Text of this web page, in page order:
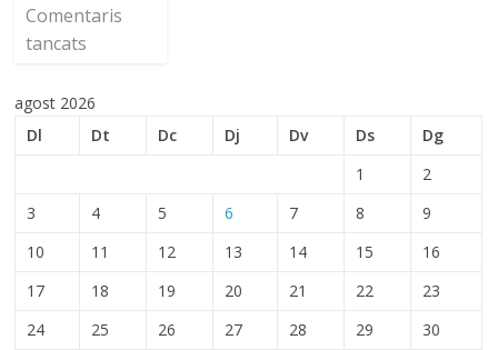
Comentaris
tancats
agost 2026
Dl
Dt Dc Dj Dv Ds
Dg
1
2
3
4 5 6 7 8
9
10
11 12 13 14 15
16
17
18 19 20 21 22
23
24
25 26 27 28 29
30